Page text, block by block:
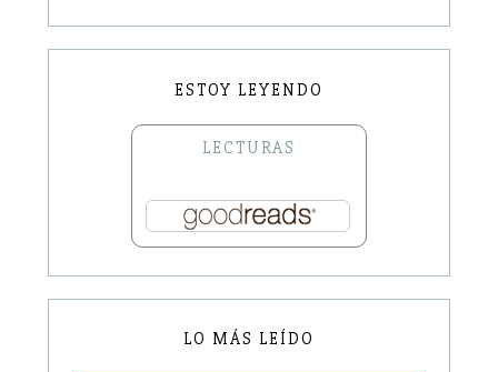
ESTOY LEYENDO
LECTURAS
LO MÁS LEÍDO